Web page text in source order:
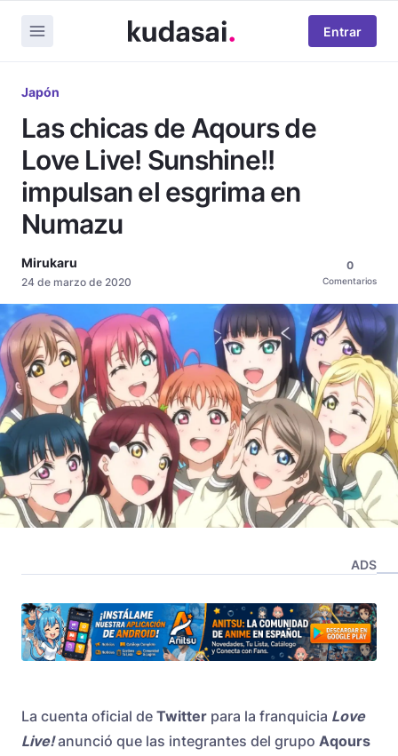
Entrar
Japón
Las chicas de Aqours de
Love Live! Sunshine!!
impulsan el esgrima en
Numazu
Mirukaru
24 de marzo de 2020
0
Comentarios
ADS
La cuenta oficial de Twitter para la franquicia Love
Live!anunció que las integrantes del grupo Aqours